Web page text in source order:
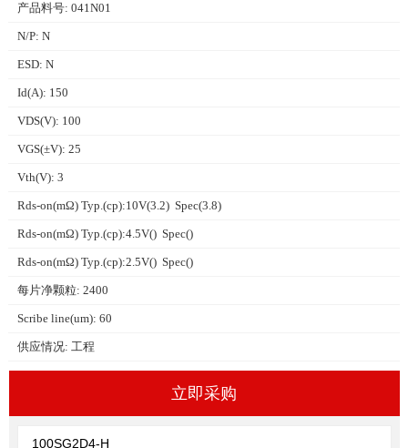
产品料号: 041N01
N/P: N
ESD: N
Id(A): 150
VDS(V): 100
VGS(±V): 25
Vth(V): 3
Rds-on(mΩ) Typ.(cp):10V(3.2) Spec(3.8)
Rds-on(mΩ) Typ.(cp):4.5V() Spec()
Rds-on(mΩ) Typ.(cp):2.5V() Spec()
每片净颗粒: 2400
Scribe line(um): 60
供应情况: 工程
立即采购